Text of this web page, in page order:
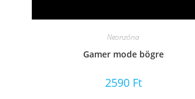
Neonzóna
Gamer mode bögre
2590 Ft